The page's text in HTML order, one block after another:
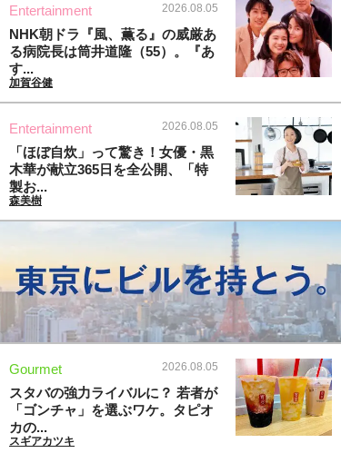
Entertainment 2026.08.05
NHK朝ドラ『風、薫る』の威厳あ
る病院長は筒井道隆（55）。『あ
す...
加賀谷健
Entertainment 2026.08.05
「ほぼ自炊」って驚き！女優・黒
木華が献立365日を全公開、「特
製お...
森美樹
Gourmet 2026.08.05
スタバの強力ライバルに？ 若者が
「ゴンチャ」を選ぶワケ。タピオ
カの...
スギアカツキ